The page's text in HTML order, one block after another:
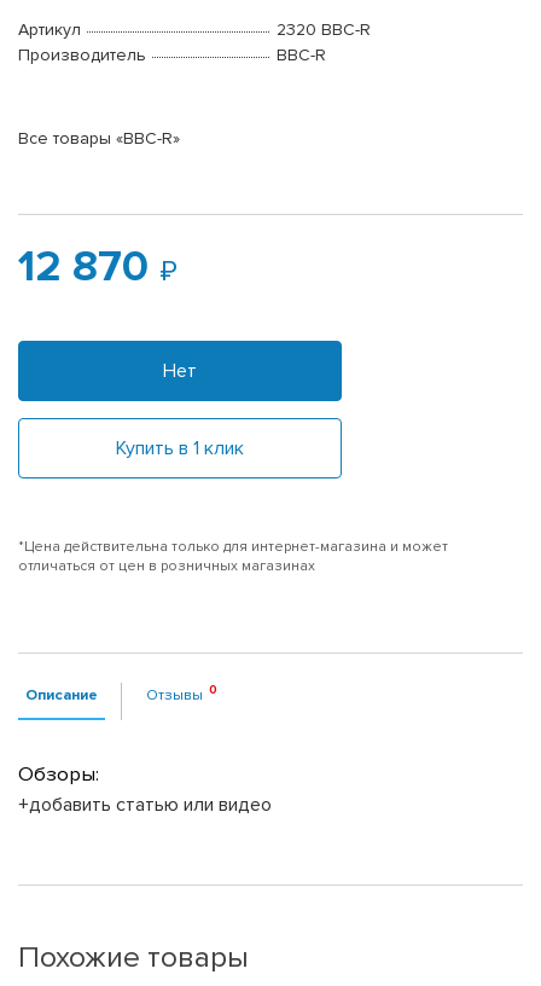
Артикул
2320 BBC-R
Производитель
BBC-R
Все товары «BBC-R»
12 870
Нет
Купить в 1 клик
*Цена действительна только для интернет-магазина и может
отличаться от цен в розничных магазинах
Описание Отзывы
Обзоры:
+добавить статью или видео
Похожие товары